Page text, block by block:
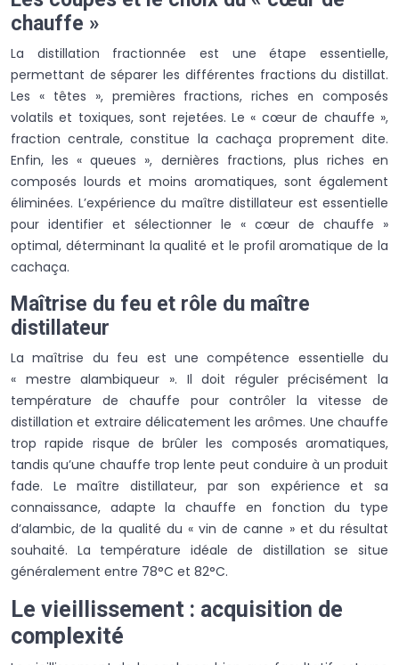
chauffe »
La distillation fractionnée est une étape essentielle,
permettant de séparer les différentes fractions du distillat.
Les « têtes », premières fractions, riches en composés
volatils et toxiques, sont rejetées. Le « cœur de chauffe »,
fraction centrale, constitue la cachaça proprement dite.
Enfin, les « queues », dernières fractions, plus riches en
composés lourds et moins aromatiques, sont également
éliminées. L’expérience du maître distillateur est essentielle
pour identifier et sélectionner le « cœur de chauffe »
optimal, déterminant la qualité et le profil aromatique de la
cachaça.
Maîtrise du feu et rôle du maître
distillateur
La maîtrise du feu est une compétence essentielle du
« mestre alambiqueur ». Il doit réguler précisément la
température de chauffe pour contrôler la vitesse de
distillation et extraire délicatement les arômes. Une chauffe
trop rapide risque de brûler les composés aromatiques,
tandis qu’une chauffe trop lente peut conduire à un produit
fade. Le maître distillateur, par son expérience et sa
connaissance, adapte la chauffe en fonction du type
d’alambic, de la qualité du « vin de canne » et du résultat
souhaité. La température idéale de distillation se situe
généralement entre 78°C et 82°C.
Le vieillissement : acquisition de
complexité